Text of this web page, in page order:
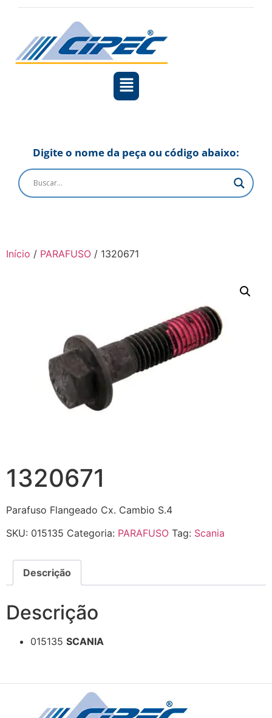
Digite o nome da peça ou código abaixo:
Início / PARAFUSO / 1320671
1320671
Parafuso Flangeado Cx. Cambio S.4
SKU: 015135 Categoria: PARAFUSO Tag: Scania
Descrição
Descrição
015135 SCANIA